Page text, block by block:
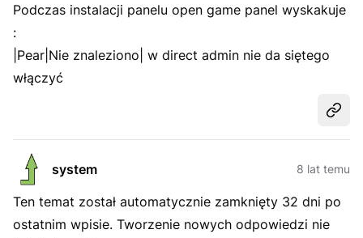
Podczas instalacji panelu open game panel wyskakuje
:
|Pear|Nie znaleziono| w direct admin nie da siętego
włączyć
system 8 lat temu
Ten temat został automatycznie zamknięty 32 dni po
ostatnim wpisie. Tworzenie nowych odpowiedzi nie